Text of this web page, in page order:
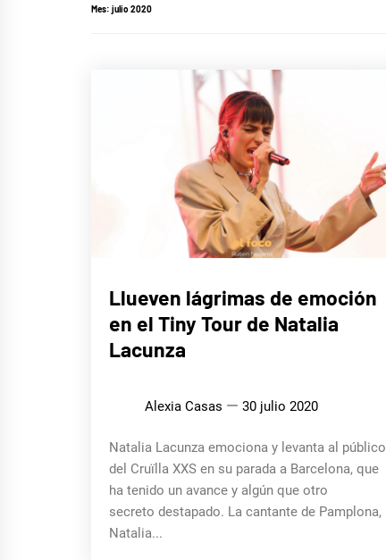
Mes: julio 2020
Llueven lágrimas de emoción
en el Tiny Tour de Natalia
Lacunza
Alexia Casas 30 julio 2020
Natalia Lacunza emociona y levanta al público
del Cruïlla XXS en su parada a Barcelona, que
ha tenido un avance y algún que otro
secreto destapado. La cantante de Pamplona,
Natalia...